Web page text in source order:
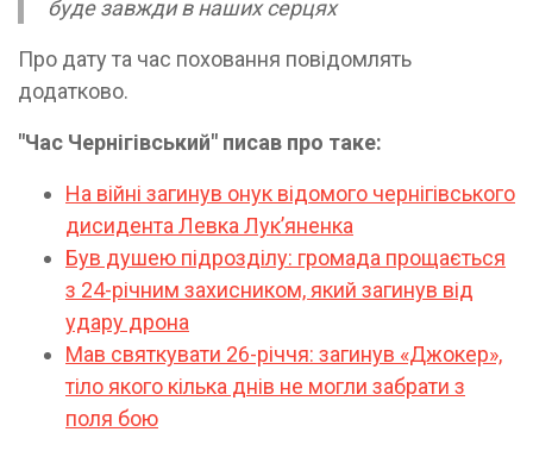
буде завжди в наших серцях
Про дату та час поховання повідомлять
додатково.
"Час Чернігівський" писав про таке:
На війні загинув онук відомого чернігівського
дисидента Левка Лукʼяненка
Був душею підрозділу: громада прощається
з 24-річним захисником, який загинув від
удару дрона
Мав святкувати 26-річчя: загинув «Джокер»,
тіло якого кілька днів не могли забрати з
поля бою